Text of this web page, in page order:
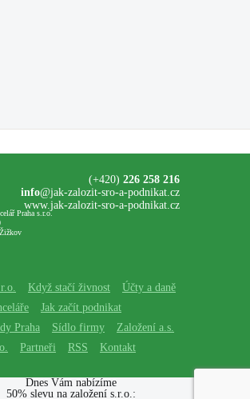
Praha s.r.o.
(+420) 226 258 216
info@jak-zalozit-sro-a-podnikat.cz
www.jak-zalozit-sro-a-podnikat.cz
Když stačí živnost
Účty a daně
Jak začít podnikat
Praha
Sídlo firmy
Založení a.s.
Partneři RSS Kontakt
Dnes Vám nabízíme
50% slevu na založení s.r.o.: